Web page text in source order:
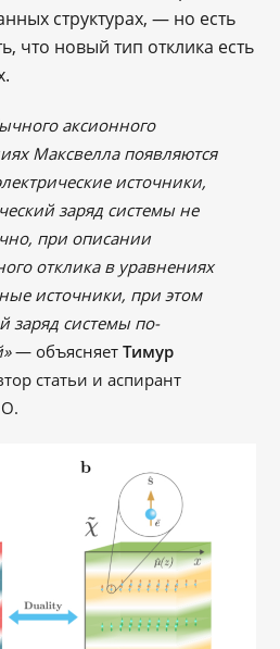
структурах, — но есть
что новый тип отклика есть
аксионного
Максвелла появляются
источники,
заряд системы не
при описании
отклика в уравнениях
источники, при этом
заряд системы по-
— объясняетТимур
статьи и аспирант